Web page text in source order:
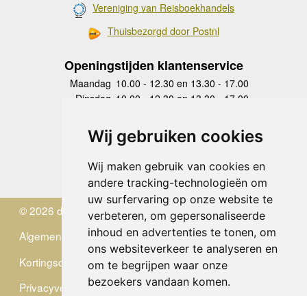
Wij gebruiken cookies
Wij maken gebruik van cookies en
andere tracking-technologieën om
uw surfervaring op onze website te
verbeteren, om gepersonaliseerde
inhoud en advertenties te tonen, om
ons websiteverkeer te analyseren en
om te begrijpen waar onze
bezoekers vandaan komen.
Vereniging van Reisboekhandels
Thuisbezorgd door Postnl
Openingstijden klantenservice
Maandag 10.00 - 12.30 en 13.30 - 17.00
Dinsdag 10.00 - 12.30 en 13.30 - 17.00
Donderdag
10.00 - 12.30 en 13.30 - 17.00
Vrijdag 10.00 - 12.30 en 13.30 - 17.00
Zaterdag
gesloten
Zondag gesloten
© 2026 de Zwerver
Algemene Voorwaarden
Kortingscode
Privacyverklaring